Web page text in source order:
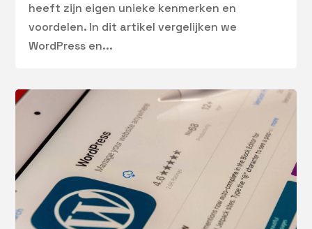
heeft zijn eigen unieke kenmerken en
voordelen. In dit artikel vergelijken we
WordPress en...